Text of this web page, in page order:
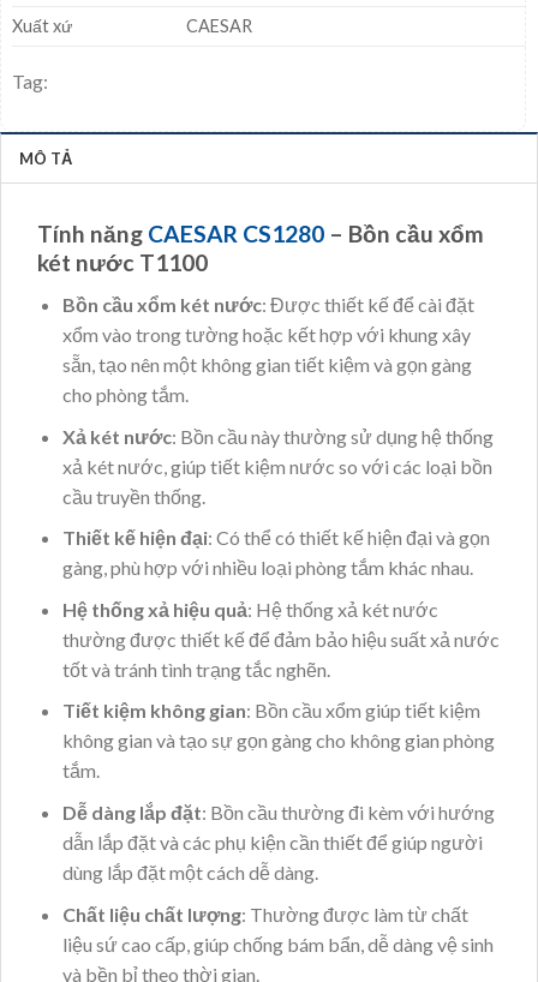
Xuất xứ
CAESAR
Tag:
MÔ TẢ
Tính năng CAESAR CS1280 – Bồn cầu xổm
két nước T1100
Bồn cầu xổm két nước: Được thiết kế để cài đặt
xổm vào trong tường hoặc kết hợp với khung xây
sẵn, tạo nên một không gian tiết kiệm và gọn gàng
cho phòng tắm.
Xả két nước: Bồn cầu này thường sử dụng hệ thống
xả két nước, giúp tiết kiệm nước so với các loại bồn
cầu truyền thống.
Thiết kế hiện đại: Có thể có thiết kế hiện đại và gọn
gàng, phù hợp với nhiều loại phòng tắm khác nhau.
Hệ thống xả hiệu quả: Hệ thống xả két nước
thường được thiết kế để đảm bảo hiệu suất xả nước
tốt và tránh tình trạng tắc nghẽn.
Tiết kiệm không gian: Bồn cầu xổm giúp tiết kiệm
không gian và tạo sự gọn gàng cho không gian phòng
tắm.
Dễ dàng lắp đặt: Bồn cầu thường đi kèm với hướng
dẫn lắp đặt và các phụ kiện cần thiết để giúp người
dùng lắp đặt một cách dễ dàng.
Chất liệu chất lượng: Thường được làm từ chất
liệu sứ cao cấp, giúp chống bám bẩn, dễ dàng vệ sinh
và bền bỉ theo thời gian.